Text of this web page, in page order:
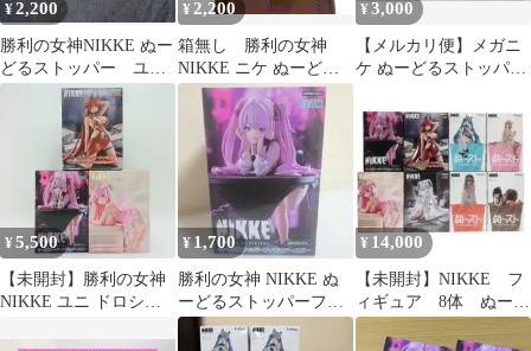
¥2,200
勝利の女神NIKKE ぬー
どるストッパー ユ
ニ フィギュア 2個セ
ット 未開封品
¥ 2,200
箱無し 勝利の女神
NIKKE ニケ ぬーどる
ストッパー ユニ フィ
ギュア
¥3,000
【メルカリ便】メガニ
ケ ぬーどるストッパー
ト
¥5,500
【未開封】勝利の女神
NIKKE ユニ ドロシー
ア 3体セット まとめ売
¥1,700
勝利の女神 NIKKE ぬ
ーどるストッパーフィ
ギュア ユニ
¥ 14,000
【未開封】NIKKE フ
ィギュア 8体 ぬーど
るストッパー まとめ
売り